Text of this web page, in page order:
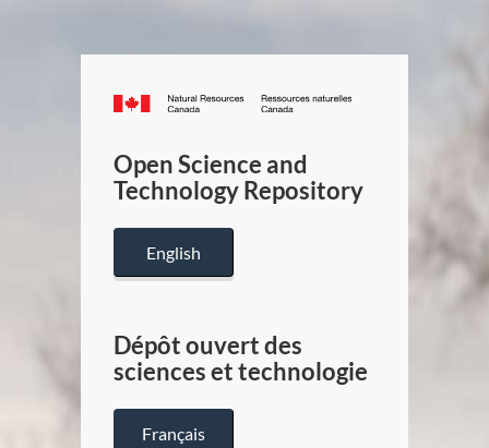
Canada.ca
/
Canada
Open Science and
Technology Repository
English
Dépôt ouvert des
sciences et technologie
Français